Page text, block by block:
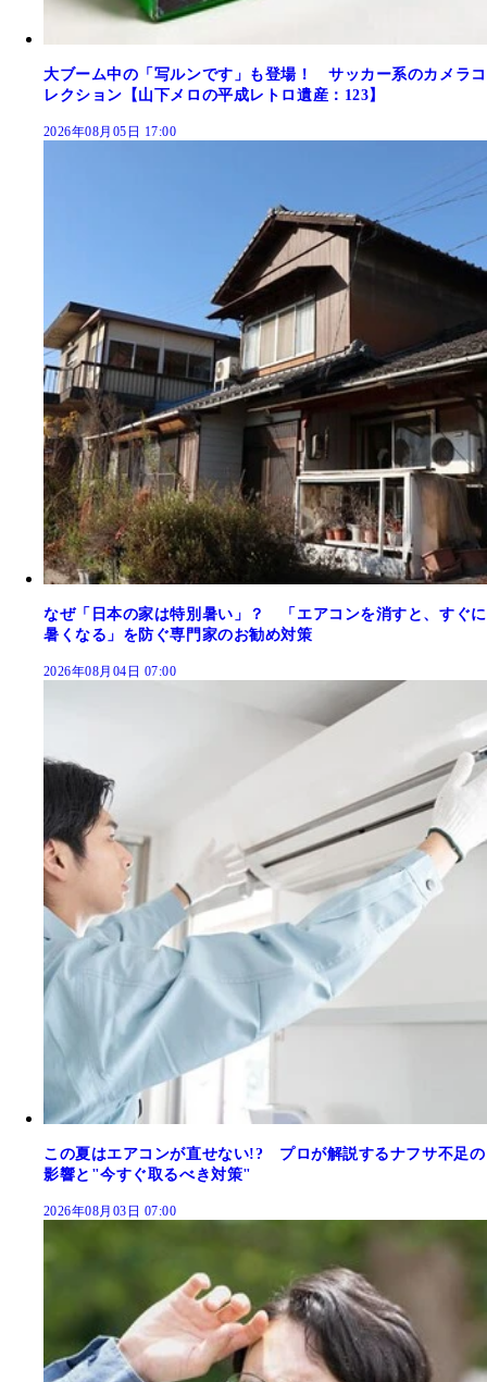
大ブーム中の「写ルンです」も登場！ サッカー系のカメラコ
レクション【山下メロの平成レトロ遺産：123】
2026年08月05日 17:00
なぜ「日本の家は特別暑い」？ 「エアコンを消すと、すぐに
暑くなる」を防ぐ専門家のお勧め対策
2026年08月04日 07:00
この夏はエアコンが直せない!? プロが解説するナフサ不足の
影響と"今すぐ取るべき対策"
2026年08月03日 07:00